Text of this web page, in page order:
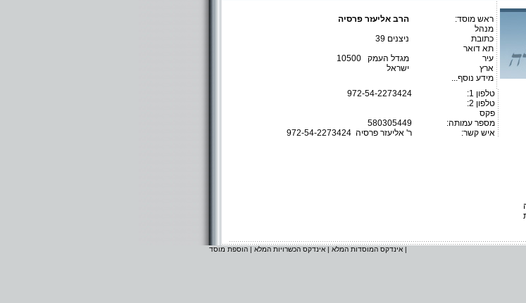
ראש מוסד:
הרב אליעזר פרסיה
מנהל
כתובת
ניצנים 39
תא דואר
עיר
מגדל העמק 10500
ארץ
ישראל
מידע נוסף...
טלפון 1:
טלפון 2:
פקס
מספר עמותה:
איש קשר:
972-54-2273424
580305449
ר' אליעזר פרסיה 972-54-2273424
אינדקס המוסדות המלא | אינדקס הכשרויות המלא | הוספת מוסד |